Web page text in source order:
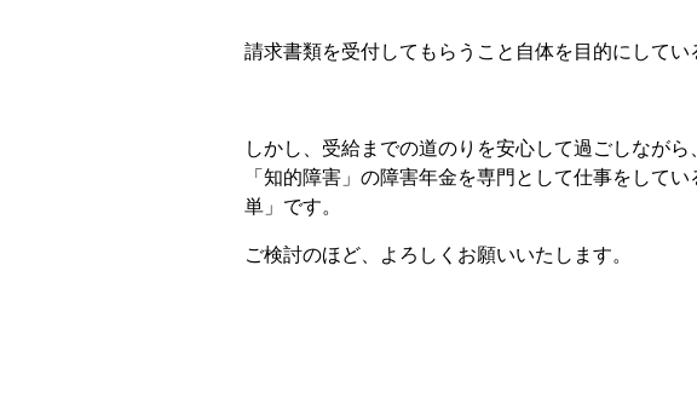
請求書類を受付してもらうこと自体を目的にしてい
しかし、受給までの道のりを安心して過ごしながら
「知的障害」の障害年金を専門として仕事をして
単」です。
ご検討のほど、よろしくお願いいたします。